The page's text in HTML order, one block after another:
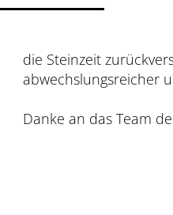
Danke an das Team